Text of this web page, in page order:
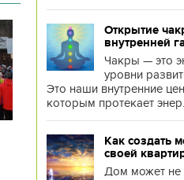
Открытие
внутренней
Чакры — это
уровни
Это наши внутренние
которым протекает
Как создать
своей
Дом может не